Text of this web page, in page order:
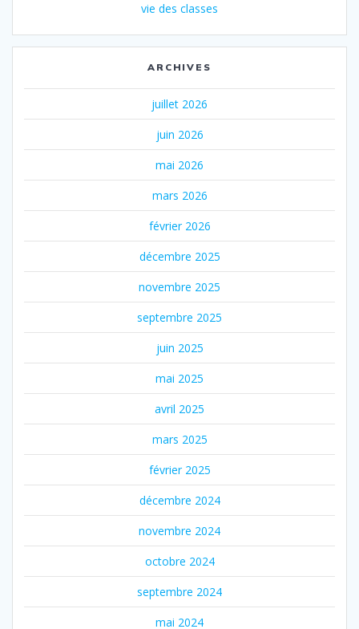
vie des classes
ARCHIVES
juillet 2026
juin 2026
mai 2026
mars 2026
février 2026
décembre 2025
novembre 2025
septembre 2025
juin 2025
mai 2025
avril 2025
mars 2025
février 2025
décembre 2024
novembre 2024
octobre 2024
septembre 2024
mai 2024